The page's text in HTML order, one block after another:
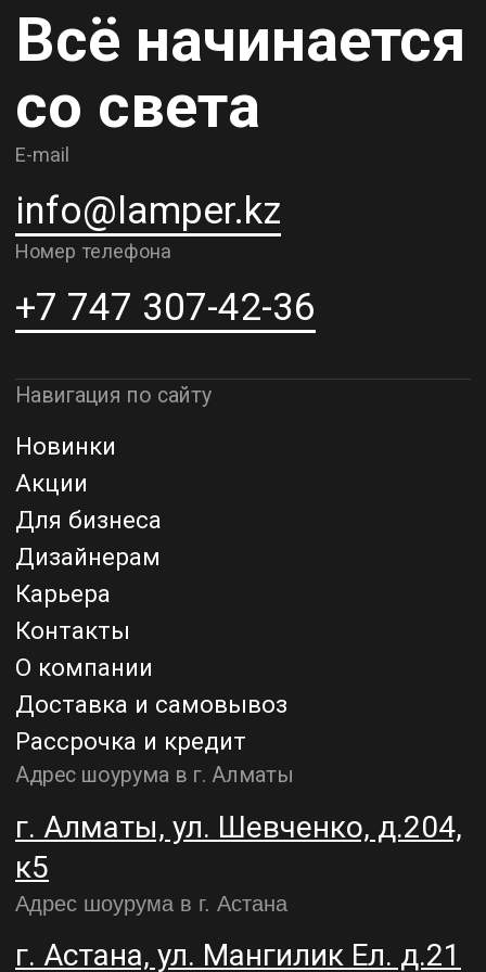
Контакты
О компании
Рассрочка и кредит
к5
Адрес шоурума в г. Астана
г. Астана, ул. Мангилик Ел. д.21
Благодарим за внимание к Lamper.kz.
До встречи в ваших будущих
Политика конфиденциальности